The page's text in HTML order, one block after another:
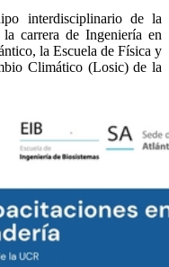
interdisciplinario de la
carrera de Ingeniería en
la Escuela de Física y
Climático (Losic) de la